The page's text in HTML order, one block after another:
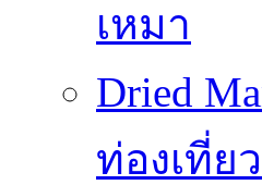
เหมา
Dried
ท่องเที่ย